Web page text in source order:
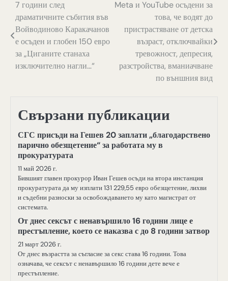
Навигация
7 години след
драматичните събития във
Войводиново Каракачанов
е осъден и глобен 150 евро
за „Циганите станаха
изключително нагли…“
Meta и YouTube осъдени за
това, че водят до
пристрастяване от детска
възраст, отключвайки
тревожност, депресия,
разстройства, вманиачване
по външния вид
Свързани публикации
СГС присъди на Гешев 20 заплати „благодарствено
парично обезщетение“ за работата му в
прокуратурата
11 май 2026 г.
Бившият главен прокурор Иван Гешев осъди на втора инстанция
прокуратурата да му изплати 131 229,55 евро обезщетение, лихви
и съдебни разноски за освобождаването му като магистрат от
системата.
От днес сексът с ненавършило 16 години лице е
престъпление, което се наказва с до 8 години затвор
21 март 2026 г.
От днес възрастта за съгласие за секс става 16 години. Това
означава, че сексът с ненавършило 16 години дете вече е
престъпление.